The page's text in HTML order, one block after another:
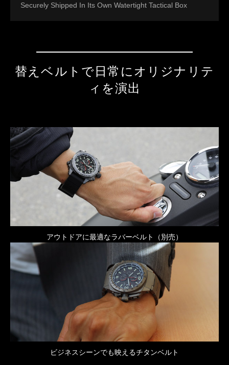
Securely Shipped In Its Own Watertight Tactical Box
替えベルトで日常にオリジナリテ
ィを演出
アウトドアに最適なラバーベルト（別売）
ビジネスシーンでも映えるチタンベルト